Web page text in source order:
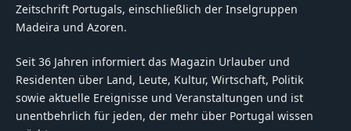
Zeitschrift Portugals, einschließlich der Inselgruppen
Madeira und Azoren.
Seit 36 Jahren informiert das Magazin Urlauber und
Residenten über Land, Leute, Kultur, Wirtschaft, Politik
sowie aktuelle Ereignisse und Veranstaltungen und ist
unentbehrlich für jeden, der mehr über Portugal wissen